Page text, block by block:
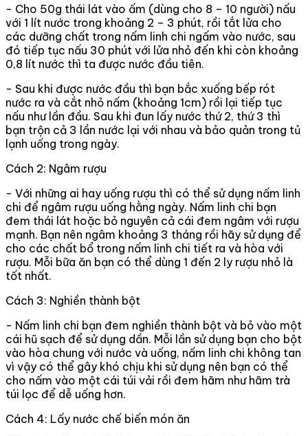
- Cho 50g thái lát vào ấm (dùng cho 8 – 10 người) nấu
với 1 lít nước trong khoảng 2 – 3 phút, rồi tắt lửa cho
các dưỡng chất trong nấm linh chi ngấm vào nước, sau
đó tiếp tục nấu 30 phút với lửa nhỏ đến khi còn khoảng
0,8 lít nước thì ta được nước đầu tiên.
- Sau khi được nước đầu thì bạn bắc xuống bếp rót
nước ra và cắt nhỏ nấm (khoảng 1cm) rồi lại tiếp tục
nấu như lần đầu. Sau khi đun lấy nước thứ 2, thứ 3 thì
bạn trộn cả 3 lần nước lại với nhau và bảo quản trong tủ
lạnh uống trong ngày.
Cách 2: Ngâm rượu
- Với những ai hay uống rượu thì có thể sử dụng nấm linh
chi để ngâm rượu uống hằng ngày. Nấm linh chi bạn
đem thái lát hoặc bỏ nguyên cả cái đem ngâm với rượu
mạnh. Bạn nên ngâm khoảng 3 tháng rồi hãy sử dụng để
cho các chất bổ trong nấm linh chi tiết ra và hòa với
rượu. Mỗi bữa ăn bạn có thể dùng 1 đến 2 ly rượu nhỏ là
tốt nhất.
Cách 3: Nghiền thành bột
- Nấm linh chi bạn đem nghiền thành bột và bỏ vào một
cái hũ sạch để sử dụng dần. Mỗi lần sử dụng bạn cho bột
vào hòa chung với nước và uống, nấm linh chi không tan
vì vậy có thể gây khó chịu khi sử dụng nên bạn có thể
cho nấm vào một cái túi vải rồi đem hãm như hãm trà
túi lọc để dễ uống hơn.
Cách 4: Lấy nước chế biến món ăn